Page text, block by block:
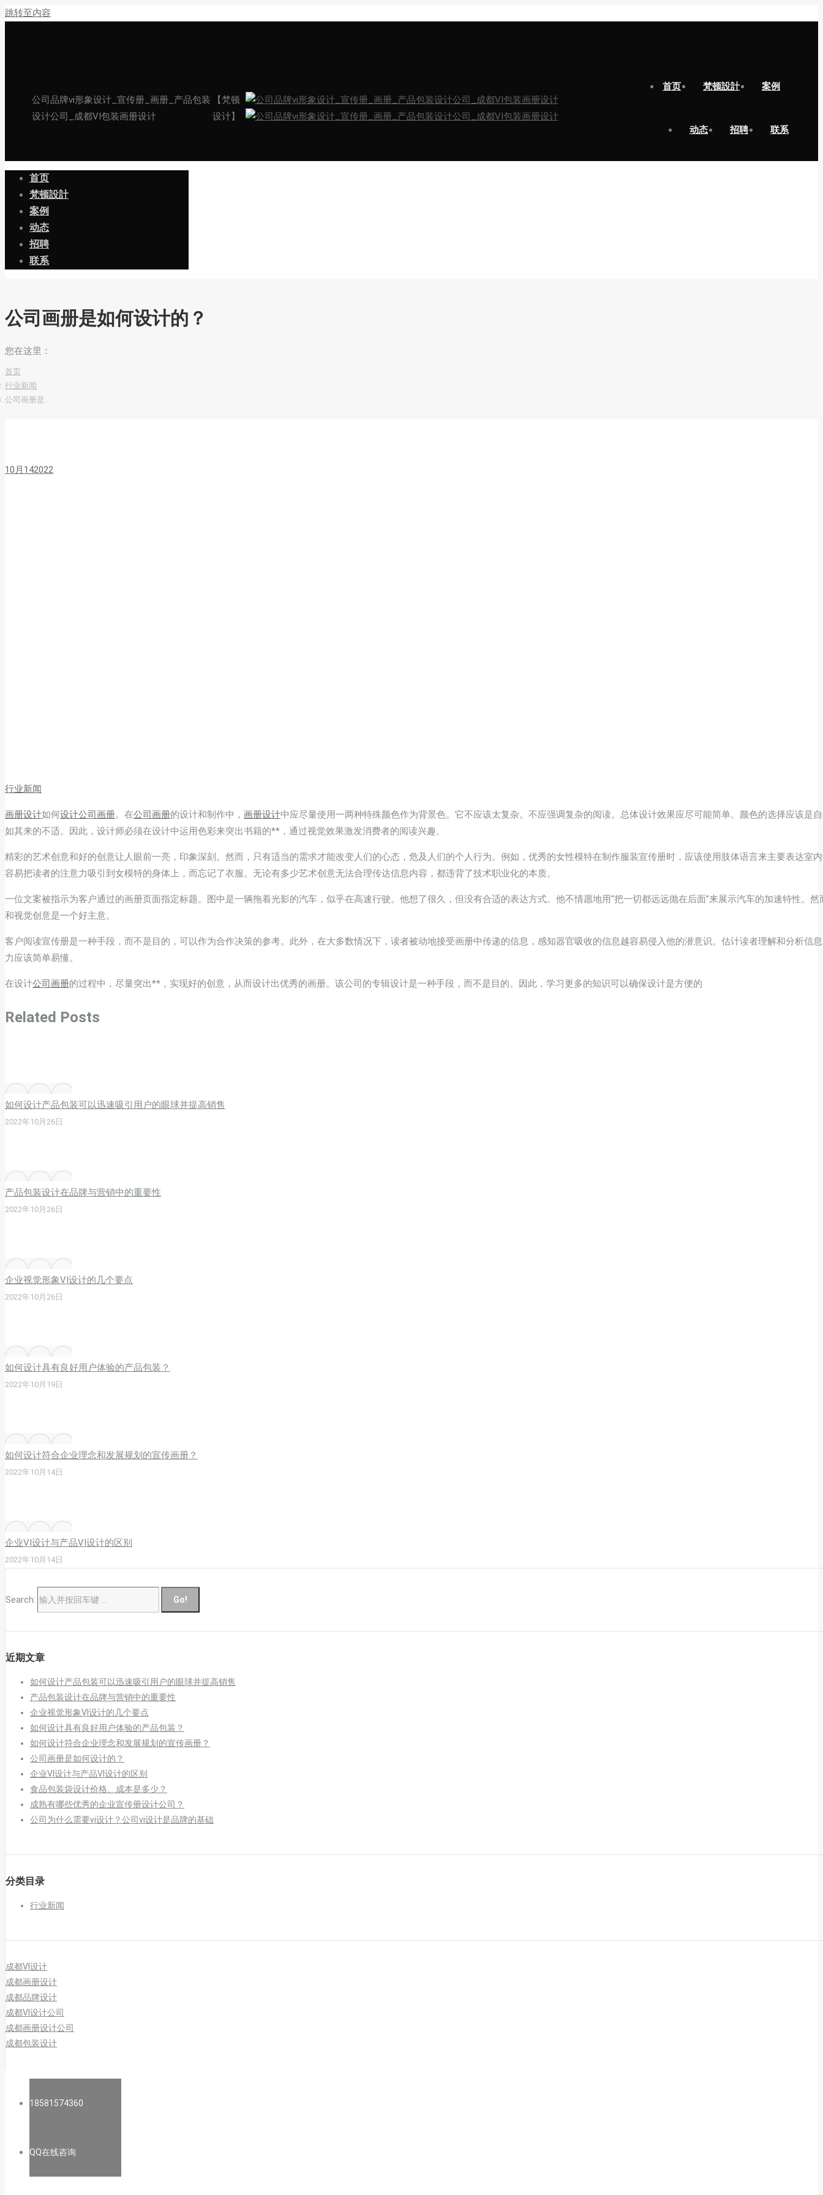
跳转至内容
公司品牌vi形象设计_宣传册_画册_产品包装
设计公司_成都VI包装画册设计
【梵顿
设计】
首页 梵顿設計 案例
动态 招聘 联系
首页
梵顿設計
案例
动态
招聘
联系
公司画册是如何设计的？
您在这里：
首页
行业新闻
公司画册是…
10月 142022
行业新闻
画册设计如何设计公司画册。在公司画册的设计和制作中， 画册设计中应尽量使用一两种特殊颜色作为背景色。它不应该太复杂。不应强调复杂的阅读。总体设计效果应尽可能简单。颜色的选择应该是
如其来的不适。因此，设计师必须在设计中运用色彩来突出书籍的**，通过视觉效果激发消费者的阅读兴趣。
精彩的艺术创意和好的创意让人眼前一亮，印象深刻。然而，只有适当的需求才能改变人们的心态，危及人们的个人行为。例如，优秀的女性模特在制作服装宣传册时，应该使用肢体语言来主要表达室
容易把读者的注意力吸引到女模特的身体上，而忘记了衣服。无论有多少艺术创意无法合理传达信息内容，都违背了技术职业化的本质。
一位文案被指示为客户通过的画册页面指定标题。图中是一辆拖着光影的汽车，似乎在高速行驶。他想了很久，但没有合适的表达方式。他不情愿地用“把一切都远远抛在后面”来展示汽车的加速特性。
和视觉创意是一个好主意。
客户阅读宣传册是一种手段，而不是目的，可以作为合作决策的参考。此外，在大多数情况下，读者被动地接受画册中传递的信息，感知器官吸收的信息越容易侵入他的潜意识。估计读者理解和分析信
力应该简单易懂。
在设计公司画册的过程中，尽量突出**，实现好的创意，从而设计出优秀的画册。该公司的专辑设计是一种手段，而不是目的。因此，学习更多的知识可以确保设计是方便的
Related Posts
如何设计产品包装可以迅速吸引用户的眼球并提高销售
2022年10月26日
产品包装设计在品牌与营销中的重要性
2022年10月26日
企业视觉形象VI设计的几个要点
2022年10月26日
如何设计具有良好用户体验的产品包装？
2022年10月19日
如何设计符合企业理念和发展规划的宣传画册？
2022年10月14日
企业VI设计与产品VI设计的区别
2022年10月14日
Search:
近期文章
如何设计产品包装可以迅速吸引用户的眼球并提高销售
产品包装设计在品牌与营销中的重要性
企业视觉形象VI设计的几个要点
如何设计具有良好用户体验的产品包装？
如何设计符合企业理念和发展规划的宣传画册？
公司画册是如何设计的？
企业VI设计与产品VI设计的区别
食品包装袋设计价格、成本是多少？
成熟有哪些优秀的企业宣传册设计公司？
公司为什么需要vi设计？公司vi设计是品牌的基础
分类目录
行业新闻
成都VI设计
成都画册设计
成都品牌设计
成都VI设计公司
成都画册设计公司
成都包装设计
18581574360
QQ在线咨询